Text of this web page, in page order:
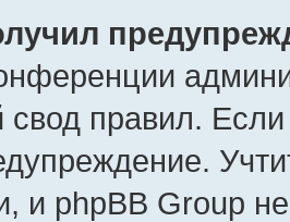
свод правил.
и phpBB Group